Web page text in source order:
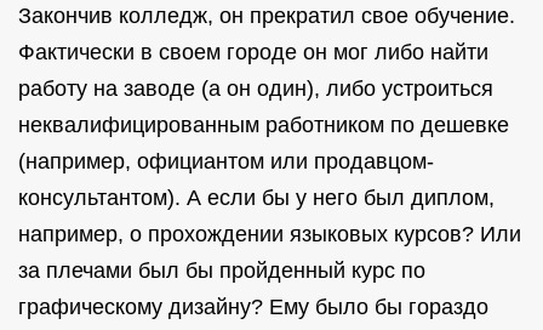
Закончив колледж, он прекратил свое обучение.
Фактически в своем городе он мог либо найти
работу на заводе (а он один), либо устроиться
неквалифицированным работником по дешевке
(например, официантом или продавцом-
консультантом). А если бы у него был диплом,
например, о прохождении языковых курсов? Или
за плечами был бы пройденный курс по
графическому дизайну? Ему было бы гораздо